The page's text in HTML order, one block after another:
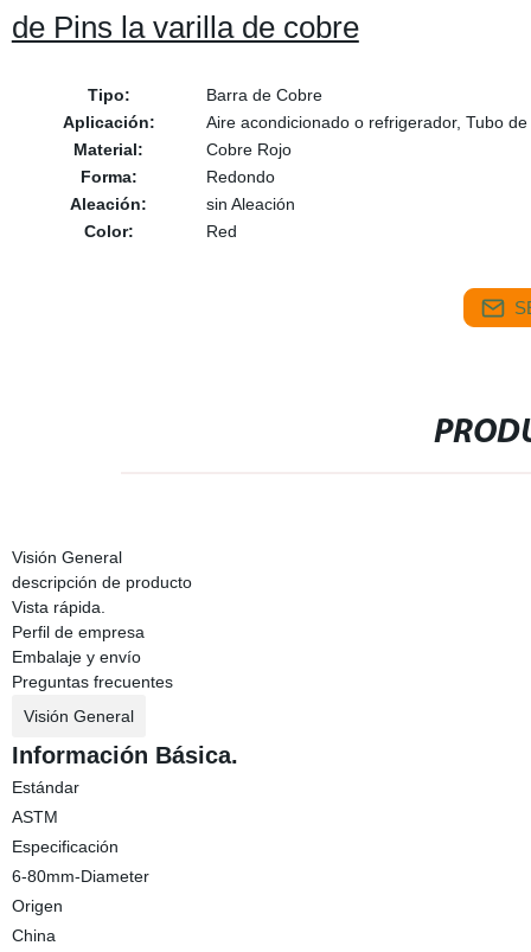
de Pins la varilla de cobre
Tipo:
Barra de Cobre
Aplicación:
Aire acondicionado o refrigerador, Tubo
Material:
Cobre Rojo
Forma:
Redondo
Aleación:
sin Aleación
Color:
Red
Visión General
descripción de producto
Vista rápida.
Perfil de empresa
Embalaje y envío
Preguntas frecuentes
Visión General
Información Básica.
Estándar
ASTM
Especificación
6-80mm-Diameter
Origen
China